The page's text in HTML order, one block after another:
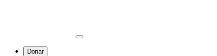
Donar